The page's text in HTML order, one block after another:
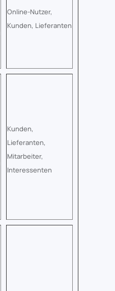
Online-Nutzer,
Kunden, Lieferanten
Kunden,
Lieferanten,
Mitarbeiter,
Interessenten